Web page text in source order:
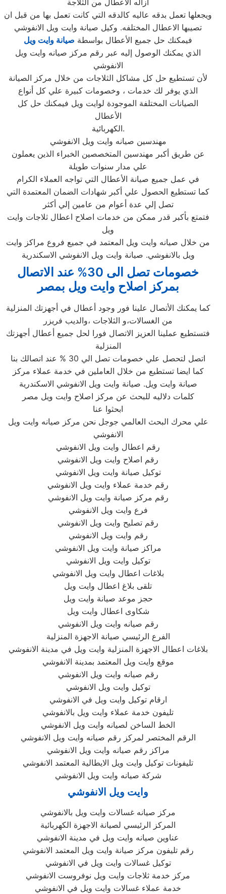
ازاله الاعطال من الثلاجة
ويجعلها تعمل بدقه عاليه كالدقه التي كانت تعمل بها من قبل ان
تصيبها الاعطال المختلفه. وكيل صيانة وايت ويل الانفوشي
فيمكنك حل جميع الأعطال بواسطة صيانة وايت ويل
الذي يمكنك الوصول إليه عبر رقم مركز صيانه وايت ويل
الانفوشي
لأن تستطيع حل كل مشاكل الثلاجات من خلال مركز الصيانة
الذي يوفر لك خدمات ، وخصومات كبيرة علي كل أنواع
الصيانات المختلفة الموجودة لوايت ويل فيمكنك حل كل
الأعطال
الكهربائية.
مهندسين صيانه وايت ويل الانفوشي
عن طريق أكبر مهندسين المتخصصين الخبراء الذين يعملون
علي مدار سنوات طويلة
في عمل جميع صيانة الأعطال التي تواجه العملاء الكرام
كما تستطيع الحصول علي أكبر شهادات الضمان المعتمدة التي
تصل إلي عدة أعوام من عامين إلي أكثر
فتمتع بأكبر قدر ممكن من خدمات اصلاح اعطال ثلاجات وايت
ويل
من خلال صيانه وايت ويل المعتمد في جميع فروع مراكز وايت
ويل بالانفوشي. صيانة وايت ويل الانفوشي الاسكندرية
خصومات تصل الى 30% عند الاتصال
بمركز اصلاح وايت ويل بمصر
كما يمكنك الأتصال علينا فور وجود أعطال في أجهزتك المنزلية
من الغسالات،و الثلاجات ،والديب فريزر
فتستطيع عملينا العزيز الاتصال فورا لحل جميع أعطال أجهزتك
المنزلية
اتصل لتحصل علي خصومات تصل الي 30 % عند اتصالك بنا
كما ايضا تستطيع من خلال العاملين في خدمة عملاء مركز
صيانة وايت ويل. صيانة وايت ويل الانفوشي الاسكندرية
كلمات دلاليه للبحث عن مركز اصلاح وايت ويل مصر
ابحثوا عنا
علي محرك البحث العالمي جوجل نحن مركز صيانه وايت ويل
الانفوشي
رقم اعطال وايت ويل الانفوشي
رقم اصلاح وايت ويل الانفوشي
توكيل صيانة وايت ويل الانفوشي
رقم خدمة عملاء وايت ويل الانفوشي
رقم مركز صيانة وايت ويل الانفوشي
فرع وايت ويل الانفوشي
رقم تصليح وايت ويل الانفوشي
رقم وايت ويل الانفوشي
مراكز صيانة وايت ويل الانفوشي
توكيل وايت ويل الانفوشي
بلاغات اعطال وايت ويل الانفوشي
تلقى بلاغ اعطال وايت ويل
حجز موعد صيانة وايت ويل
شكاوى اعطال وايت ويل
رقم صيانه وايت ويل الانفوشي
الفرع الرئيسي صيانة الاجهزة المنزلية
بلاغات اعطال الاجهزة المنزلية وايت ويل في مدينة الانفوشي
موقع وايت ويل المعتمد بمدينة الانفوشي
رقم صيانه وايت ويل الانفوشي
توكيل وايت ويل الانفوشي
ارقام توكيل وايت ويل في الانفوشي
تليفون خدمة عملاء وايت ويل بالانفوشي
الخط الساخن لصيانه وايت ويل الانفوشي
الرقم المختصر لمركز رقم صيانه وايت ويل الانفوشي
مراكز رقم صيانه وايت ويل الانفوشي
تليفونات توكيل وايت ويل الايطالية المعتمد الانفوشي
شركة صيانه وايت ويل الانفوشي
وايت ويل الانفوشي
مركز صيانه غسالات وايت ويل بالانفوشي
المركز الرئيسي لصيانة الاجهزة الكهربائية
عناوين صيانه وايت ويل في مدينة الانفوشي
رقم تليفون مركز صيانة وايت ويل المعتمد الانفوشي
توكيل غسالات وايت ويل في الانفوشي
مركز خدمة ثلاجات وايت ويل نوفروست الانفوشي
خدمة عملاء غسالات وايت ويل في الانفوشي